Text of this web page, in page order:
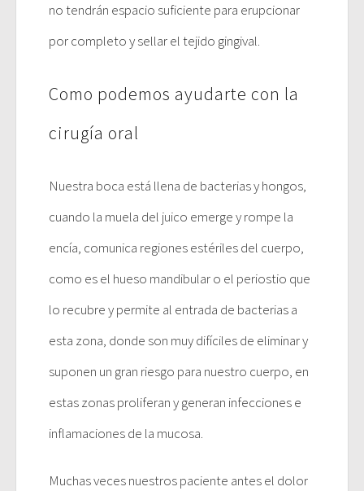
no tendrán espacio suficiente para erupcionar
por completo y sellar el tejido gingival.
Como podemos ayudarte con la
cirugía oral
Nuestra boca está llena de bacterias y hongos,
cuando la muela del juico emerge y rompe la
encía, comunica regiones estériles del cuerpo,
como es el hueso mandibular o el periostio que
lo recubre y permite al entrada de bacterias a
esta zona, donde son muy difíciles de eliminar y
suponen un gran riesgo para nuestro cuerpo, en
estas zonas proliferan y generan infecciones e
inflamaciones de la mucosa.
Muchas veces nuestros paciente antes el dolor